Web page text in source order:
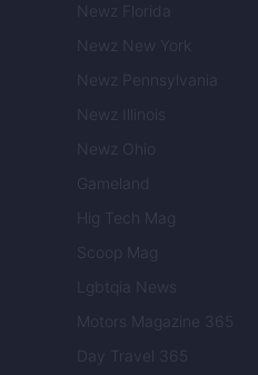
Newz Florida
Newz New York
Newz Pennsylvania
Newz Illinois
Newz Ohio
Gameland
Hig Tech Mag
Scoop Mag
Lgbtqia News
Motors Magazine 365
Day Travel 365